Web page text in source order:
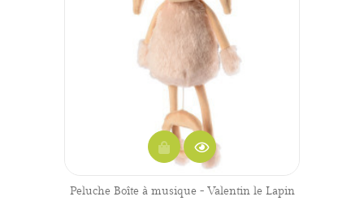
Peluche Boîte à musique - Valentin le Lapin